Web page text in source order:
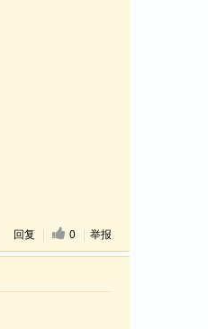
回复 | 0 | 举报